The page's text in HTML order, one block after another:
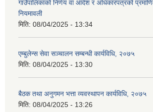
गाउँपालिकाको निर्णय वा आदेश र अधिकारपत्रको
नियमावली
मिति: 08/04/2025 - 13:34
एम्बुलेन्स सेवा सञ्चालन सम्बन्धी कार्यविधि, २०७५
मिति: 08/04/2025 - 13:30
बैठक तथा अनुगमन भत्ता व्यवस्थापन कार्यविधि, २०७५
मिति: 08/04/2025 - 13:26